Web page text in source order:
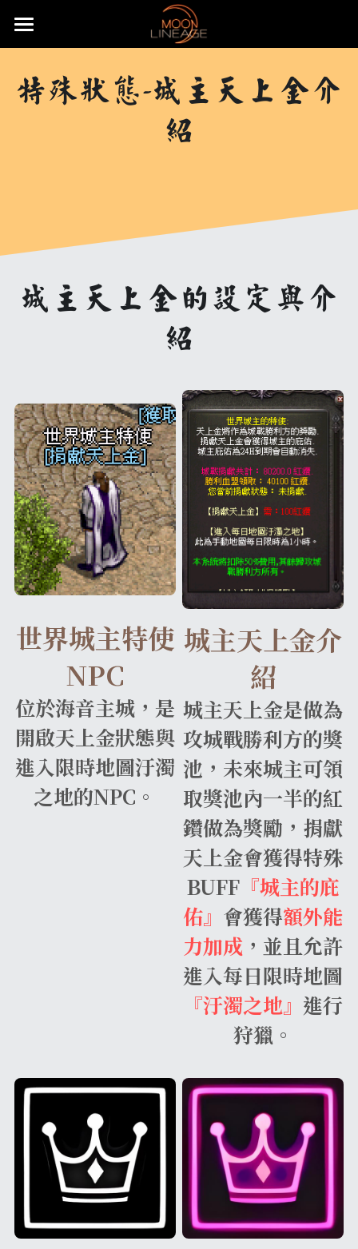
主頁
遊戲設定介紹
王族介紹
黑暗妖精介紹
洞穴地圖介紹
血盟升級系統
特殊狀態月畔氣息
特殊狀態城主天上金
法師召喚介紹
寵物介紹
寵物裝備介紹
強化系統介紹
武器品質系統介紹
武防飾品祝福化能力介紹
武防過安定能力加成介紹
傲慢的加護石介紹
武器屬性強化卷軸介紹
推廣大使勛章介紹
特權勛章介紹
變身卡合成
變身卡收藏加成
魔法娃娃收集
沙哈紋樣
帕格里奧紋樣
馬普勒紋樣
格蘭肯紋樣
地圖狩獵證明收藏
武器防具收藏介紹
四龍祭司娃娃系統
四龍祭司娃娃介紹
四龍祭司娃娃洗鍊介紹
料理以及特殊道具介紹
材料與道具
料理介紹
好運潘朵拉禮盒介紹
頭盔
長靴
盾牌
斗篷
古代臂甲
飾品介紹
項鍊
大地女神的祝福
一般耳環
功能戒指(第四戒)
怪物符文
等級獎勵-職業符文介紹
妖精符文
法師符文
黑暗妖精符文
無限大戰介紹
快速上手
遊戲基礎教學
開服衝等拿好禮活動
飄忽不定的旅人
2025中秋節活動盛典
2025聖誕喜樂活動盛典
預先登記好禮多重送
全服日常公告事項
直播回報說明
違反規章懲罰名單
轉職服務
等值交換服務
贊助說明
搜索
24H自動贊助
特殊狀態-城主天上金介
紹
城主天上金的設定與介
紹
世界城主特使
NPC
位於海音主城，是
開啟天上金狀態與
進入限時地圖汙濁
之地的NPC。
城主天上金介
紹
城主天上金是做為
攻城戰勝利方的獎
池，未來城主可領
取獎池內一半的紅
鑽做為獎勵，捐獻
天上金會獲得特殊
BUFF『城主的庇
佑』 會獲得額外能
力加成 ，並且允許
進入每日限時地圖
『汙濁之地』 進行
狩獵。
部落格分類
所有博客分類
月畔天堂高加速成長服